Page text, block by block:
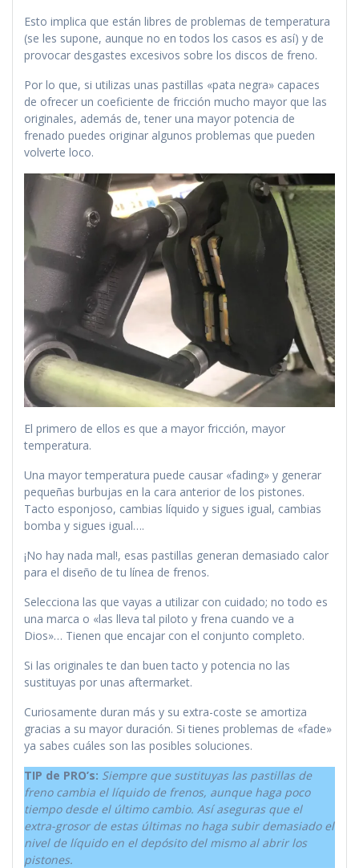
Esto implica que están libres de problemas de temperatura
(se les supone, aunque no en todos los casos es así) y de
provocar desgastes excesivos sobre los discos de freno.
Por lo que, si utilizas unas pastillas «pata negra» capaces
de ofrecer un coeficiente de fricción mucho mayor que las
originales, además de, tener una mayor potencia de
frenado puedes originar algunos problemas que pueden
volverte loco.
El primero de ellos es que a mayor fricción, mayor
temperatura.
Una mayor temperatura puede causar «fading» y generar
pequeñas burbujas en la cara anterior de los pistones.
Tacto esponjoso, cambias líquido y sigues igual, cambias
bomba y sigues igual….
¡No hay nada mal!, esas pastillas generan demasiado calor
para el diseño de tu línea de frenos.
Selecciona las que vayas a utilizar con cuidado; no todo es
una marca o «las lleva tal piloto y frena cuando ve a
Dios»… Tienen que encajar con el conjunto completo.
Si las originales te dan buen tacto y potencia no las
sustituyas por unas aftermarket.
Curiosamente duran más y su extra-coste se amortiza
gracias a su mayor duración. Si tienes problemas de «fade»
ya sabes cuáles son las posibles soluciones.
TIP de PRO’s: Siempre que sustituyas las pastillas de
freno cambia el líquido de frenos, aunque haga poco
tiempo desde el último cambio. Así aseguras que el
extra-grosor de estas últimas no haga subir demasiado el
nivel de líquido en el depósito del mismo al abrir los
pistones.